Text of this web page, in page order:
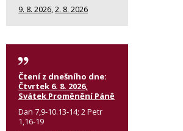
9. 8. 2026,2. 8. 2026
Čtení z dnešního dne:
Čtvrtek 6. 8. 2026,
Svátek Proměnění Páně
Dan 7,9-10.13-14; 2 Petr
1,16-19